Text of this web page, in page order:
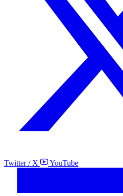
Twitter / X YouTube